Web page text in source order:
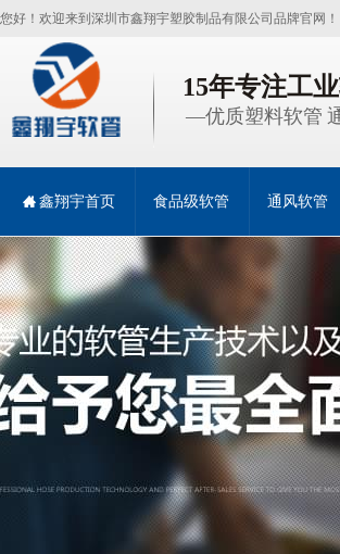
您好！欢迎来到深圳市鑫翔宇塑胶制品有限公司品牌官网！
15年专注工
—优质塑料软管
鑫翔宇首页 食品级软管 通风软管